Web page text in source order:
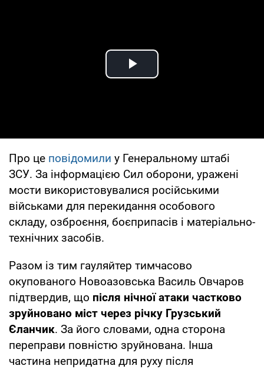
Play Video
Про це повідомили у Генеральному штабі
ЗСУ. За інформацією Сил оборони, уражені
мости використовувалися російськими
військами для перекидання особового
складу, озброєння, боєприпасів і матеріально-
технічних засобів.
Разом із тим гауляйтер тимчасово
окупованого Новоазовська Василь Овчаров
підтвердив, що після нічної атаки частково
зруйновано міст через річку Грузський
Єланчик. За його словами, одна сторона
переправи повністю зруйнована. Інша
частина непридатна для руху після